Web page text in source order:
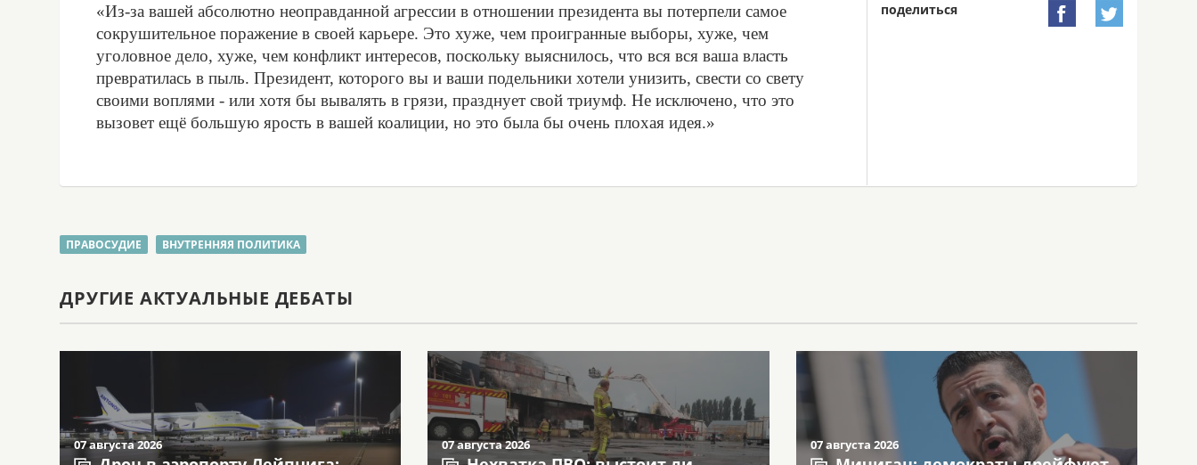
«Из-за вашей абсолютно неоправданной агрессии в отношении президента вы потерпели самое
сокрушительное поражение в своей карьере. Это хуже, чем проигранные выборы, хуже, чем
уголовное дело, хуже, чем конфликт интересов, поскольку выяснилось, что вся вся ваша власть
превратилась в пыль. Президент, которого вы и ваши подельники хотели унизить, свести со свету
своими воплями - или хотя бы вывалять в грязи, празднует свой триумф. Не исключено, что это
вызовет ещё большую ярость в вашей коалиции, но это была бы очень плохая идея.»
поделиться  
ПРАВОСУДИЕ ВНУТРЕННЯЯ ПОЛИТИКА
ДРУГИЕ АКТУАЛЬНЫЕ ДЕБАТЫ
07 августа 2026 07 августа 2026 07 августа 2026